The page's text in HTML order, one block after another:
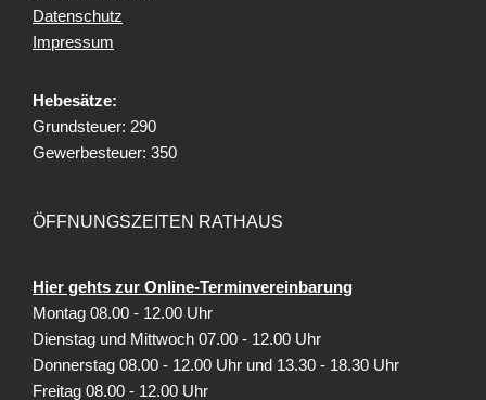
Datenschutz
Impressum
Hebesätze:
Grundsteuer: 290
Gewerbesteuer: 350
ÖFFNUNGSZEITEN RATHAUS
Hier gehts zur Online-Terminvereinbarung
Montag 08.00 - 12.00 Uhr
Dienstag und Mittwoch 07.00 - 12.00 Uhr
Donnerstag 08.00 - 12.00 Uhr und 13.30 - 18.30 Uhr
Freitag 08.00 - 12.00 Uhr